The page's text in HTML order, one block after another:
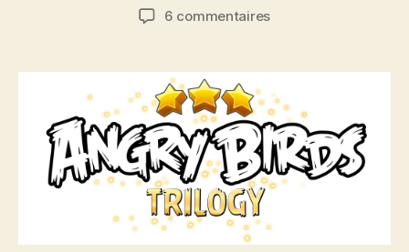
6 commentairessur
Angry
Birds
Trilogy
(PS3)